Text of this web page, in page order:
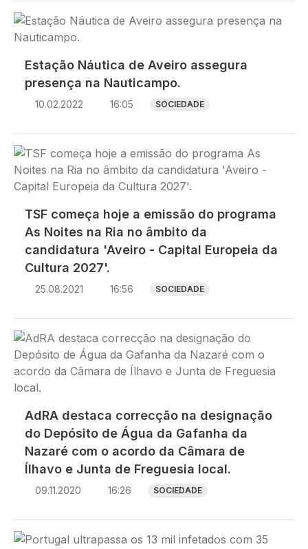
Imagem
Estação Náutica de Aveiro assegura
presença na Nauticampo.
10.02.2022 16:05 SOCIEDADE
Imagem
TSF começa hoje a emissão do programa
As Noites na Ria no âmbito da
candidatura 'Aveiro - Capital Europeia da
Cultura 2027'.
25.08.2021 16:56 SOCIEDADE
Imagem
AdRA destaca correcção na designação
do Depósito de Água da Gafanha da
Nazaré com o acordo da Câmara de
Ílhavo e Junta de Freguesia local.
09.11.2020 16:26 SOCIEDADE
Imagem